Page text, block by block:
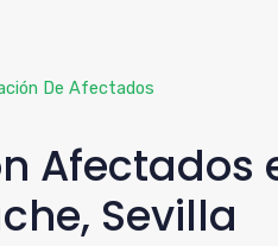
De Afectados
Afectados
Sevilla